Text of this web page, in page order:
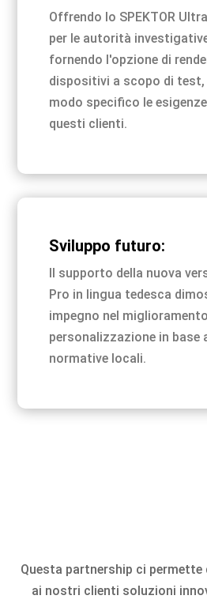
Offrendo lo SPEKTOR
per le autorità
fornendo l'opzione di
dispositivi a scopo di
modo specifico le
questi clienti.
Sviluppo futuro:
Il supporto della nuova
Pro in lingua tedesca
impegno nel
personalizzazione in base
normative locali.
Questa partnership ci
ai nostri clienti soluzioni